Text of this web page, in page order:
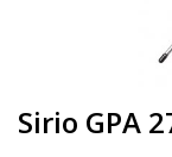
Sirio GPA